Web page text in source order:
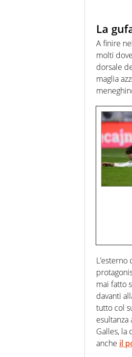
La
A finire
molti
dorsale
maglia
L’esterno
mai fatto
davanti
tutto col
esultanza
Galles, la
anche il